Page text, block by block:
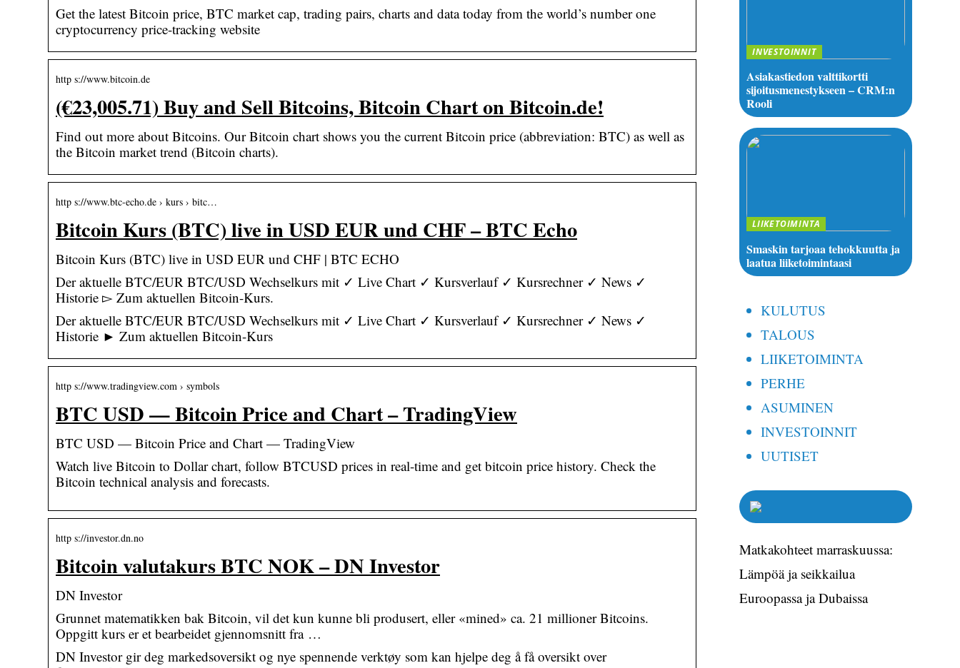
Get the latest Bitcoin price, BTC market cap, trading pairs, charts and data today from the world’s number one
cryptocurrency price-tracking website
http s://www.bitcoin.de
(€23,005.71) Buy and Sell Bitcoins, Bitcoin Chart on Bitcoin.de!
Find out more about Bitcoins. Our Bitcoin chart shows you the current Bitcoin price (abbreviation: BTC) as well as
the Bitcoin market trend (Bitcoin charts).
http s://www.btc-echo.de › kurs › bitc…
Bitcoin Kurs (BTC) live in USD EUR und CHF – BTC Echo
Bitcoin Kurs (BTC) live in USD EUR und CHF | BTC ECHO
Der aktuelle BTC/EUR BTC/USD Wechselkurs mit ✓ Live Chart ✓ Kursverlauf ✓ Kursrechner ✓ News ✓
Historie ▻ Zum aktuellen Bitcoin-Kurs.
Der aktuelle BTC/EUR BTC/USD Wechselkurs mit ✓ Live Chart ✓ Kursverlauf ✓ Kursrechner ✓ News ✓
Historie ► Zum aktuellen Bitcoin-Kurs
http s://www.tradingview.com › symbols
BTC USD — Bitcoin Price and Chart – TradingView
BTC USD — Bitcoin Price and Chart — TradingView
Watch live Bitcoin to Dollar chart, follow BTCUSD prices in real-time and get bitcoin price history. Check the
Bitcoin technical analysis and forecasts.
http s://investor.dn.no
Bitcoin valutakurs BTC NOK – DN Investor
DN Investor
Grunnet matematikken bak Bitcoin, vil det kun kunne bli produsert, eller «mined» ca. 21 millioner Bitcoins.
Oppgitt kurs er et bearbeidet gjennomsnitt fra …
DN Investor gir deg markedsoversikt og nye spennende verktøy som kan hjelpe deg å få oversikt over
INVESTOINNIT
Asiakastiedon valttikortti
sijoitusmenestykseen – CRM:n
Rooli
LIIKETOIMINTA
Smaskin tarjoaa tehokkuutta ja
laatua liiketoimintaasi
KULUTUS
TALOUS
LIIKETOIMINTA
PERHE
ASUMINEN
INVESTOINNIT
UUTISET
Matkakohteet marraskuussa:
Lämpöä ja seikkailua
Euroopassa ja Dubaissa